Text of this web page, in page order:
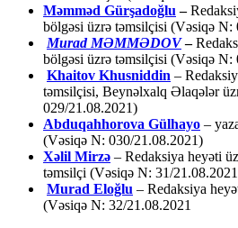
Məmməd Gürşadoğlu –
bölgəsi üzrə təmsilçisi (Vəsiqə N:
Murad MƏMMƏDOV –
bölgəsi üzrə təmsilçisi (Vəsiqə N:
Khaitov Khusniddin –
təmsilçisi, Beynəlxalq Əlaqələr
029/21.08.2021)
Abduqahhorova Gülhayo –
(Vəsiqə N: 030/21.08.2021)
Xəlil Mirzə – Redaksiya heyəti
təmsilçi (Vəsiqə N: 31/
Murad Eloğlu – Redaksiya
(Vəsiqə N: 32/21.08.2021